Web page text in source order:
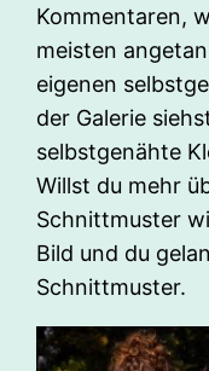
Kommentaren,
meisten
eigenen
der Galerie
selbstgenähte
Willst du mehr
Schnittmuster
Bild und du
Schnittmuster.